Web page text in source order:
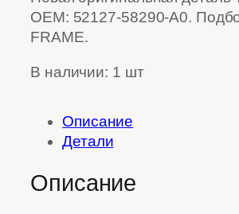
OEM: 52127-58290-A0.
FRAME.
В наличии: 1 шт
Описание
Детали
Описание